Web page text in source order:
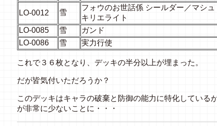
LO-0012 雪
フォウのお世話係 シールダー／マシュ
キリエライト
LO-0085
雪
ガンド
LO-0086
雪 実力行使
これで３６枚となり、デッキの半分以上が埋まった。
だが皆気付いただろうか？
このデッキはキャラの破棄と防御の能力に特化している
が非常に少ないことに・・・